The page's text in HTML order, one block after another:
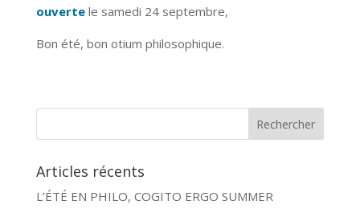
ouvertele samedi 24 septembre,
Bon été, bon otium philosophique.
Articles récents
L’ÉTÉ EN PHILO, COGITO ERGO SUMMER